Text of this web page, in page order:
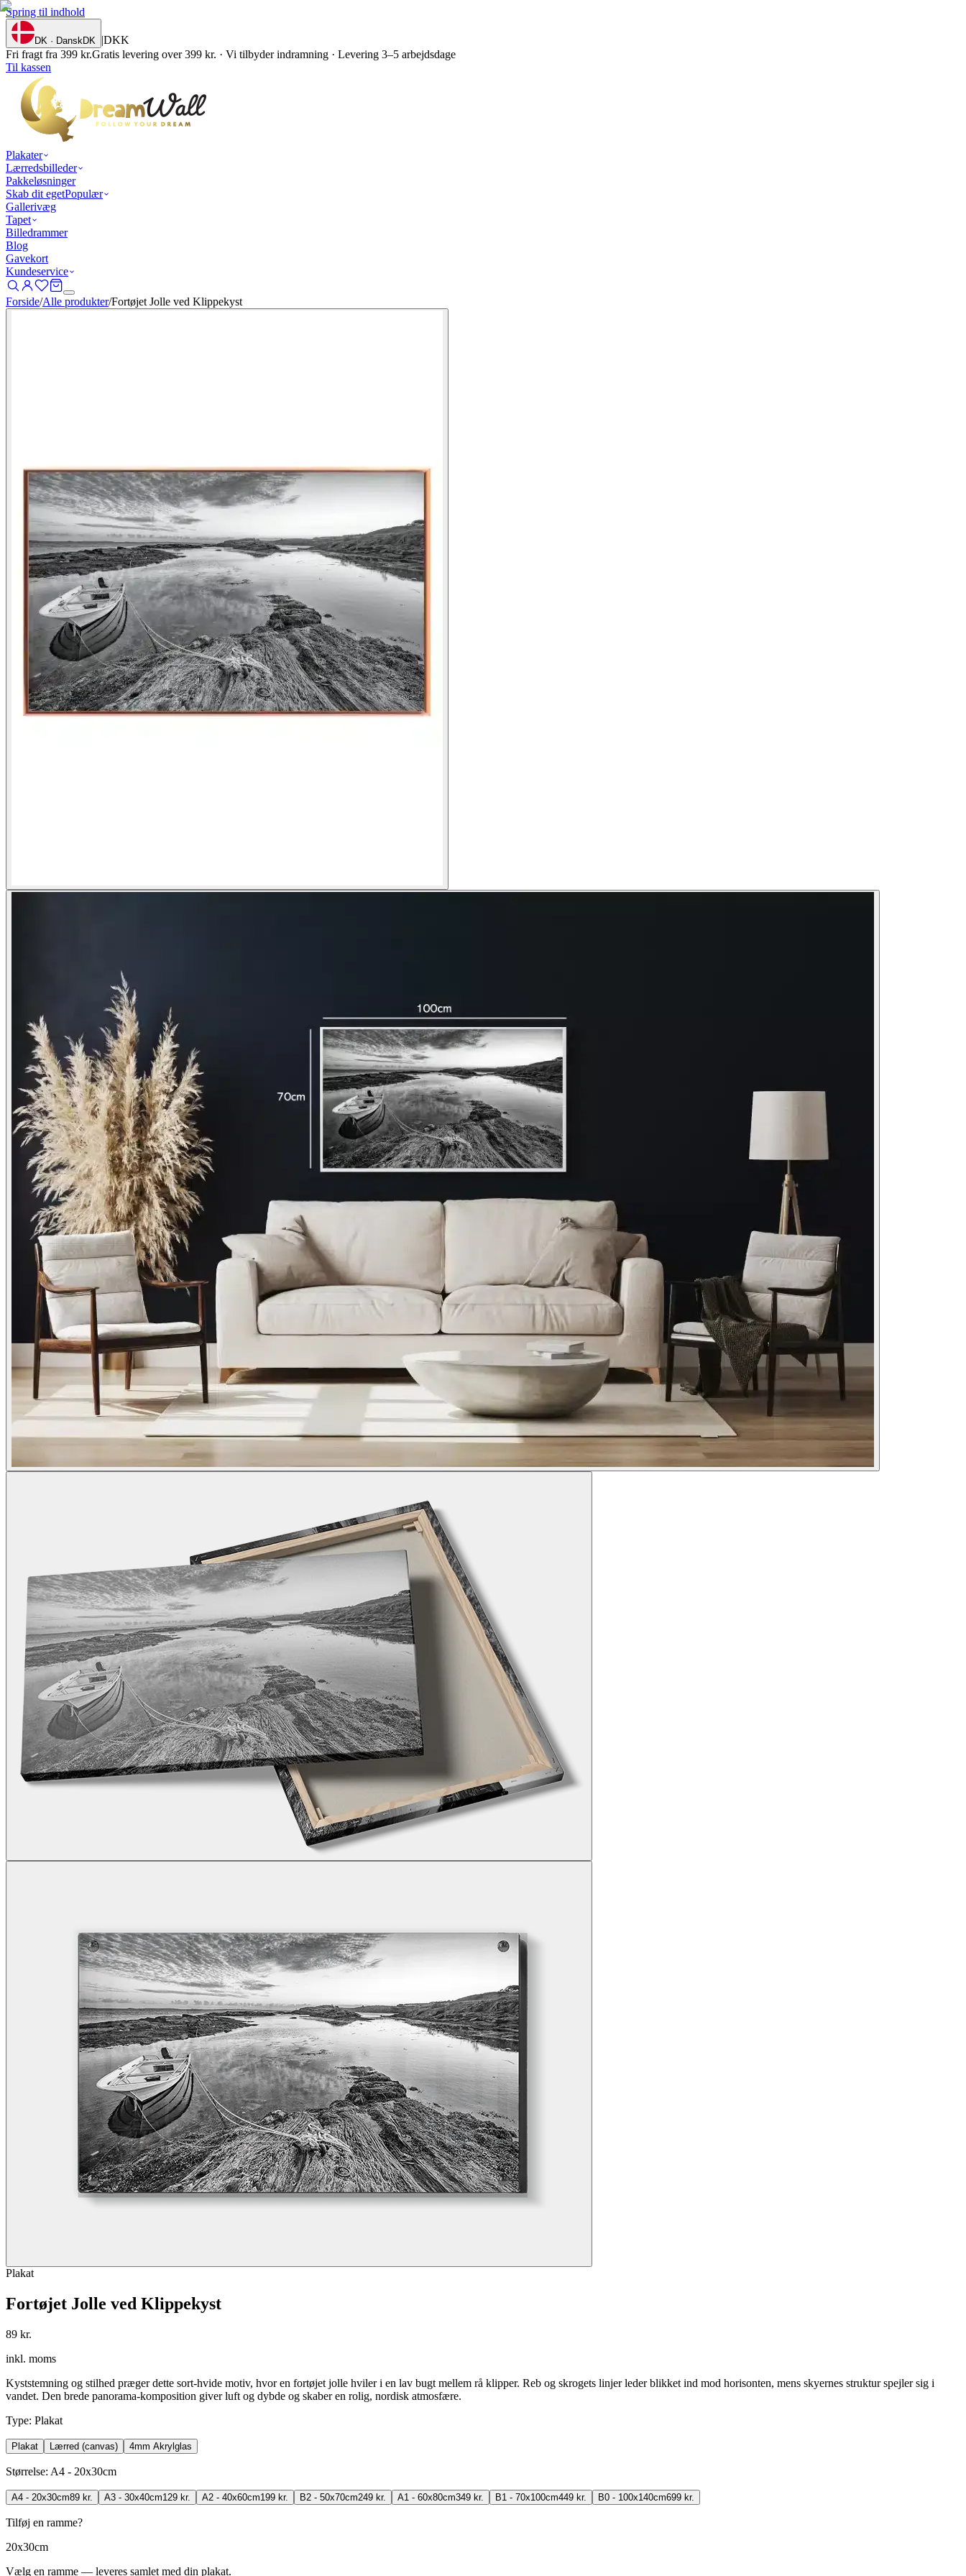
Spring til indhold
DK · DanskDK |DKK
Fri fragt fra 399 kr.Gratis levering over 399 kr. · Vi tilbyder indramning · Levering 3–5 arbejdsdage
Til kassen
Plakater
Lærredsbilleder
Pakkeløsninger
Skab dit egetPopulær
Gallerivæg
Tapet
Billedrammer
Blog
Gavekort
Kundeservice
Forside/Alle produkter/Fortøjet Jolle ved Klippekyst
Plakat
Fortøjet Jolle ved Klippekyst
89 kr.
inkl. moms
Kyststemning og stilhed præger dette sort-hvide motiv, hvor en fortøjet jolle hviler i en lav bugt mellem rå klipper. Reb og skrogets linjer leder blikket ind mod horisonten, mens skyernes struktur spejler sig i
vandet. Den brede panorama-komposition giver luft og dybde og skaber en rolig, nordisk atmosfære.
Type: Plakat
Plakat Lærred (canvas) 4mm Akrylglas
Størrelse: A4 - 20x30cm
A4 - 20x30cm89 kr. A3 - 30x40cm129 kr. A2 - 40x60cm199 kr. B2 - 50x70cm249 kr. A1 - 60x80cm349 kr. B1 - 70x100cm449 kr. B0 - 100x140cm699 kr.
Tilføj en ramme?
20x30cm
Vælg en ramme — leveres samlet med din plakat.